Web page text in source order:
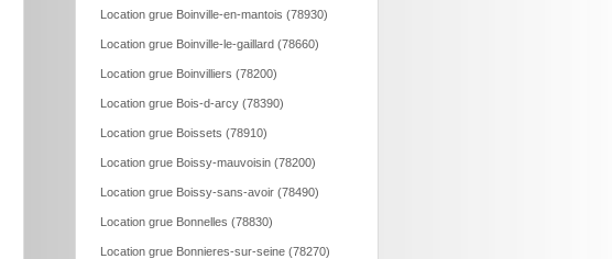
Location grue Boinville-en-mantois (78930)
Location grue Boinville-le-gaillard (78660)
Location grue Boinvilliers (78200)
Location grue Bois-d-arcy (78390)
Location grue Boissets (78910)
Location grue Boissy-mauvoisin (78200)
Location grue Boissy-sans-avoir (78490)
Location grue Bonnelles (78830)
Location grue Bonnieres-sur-seine (78270)